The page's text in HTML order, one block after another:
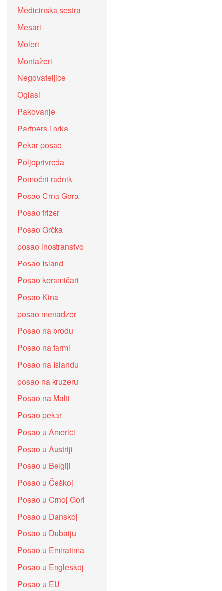
Medicinska sestra
Mesari
Moleri
Montažeri
Negovateljice
Oglasi
Pakovanje
Partners i orka
Pekar posao
Poljoprivreda
Pomoćni radnik
Posao Crna Gora
Posao frizer
Posao Grčka
posao inostranstvo
Posao Island
Posao keramičari
Posao Kina
posao menadzer
Posao na brodu
Posao na farmi
Posao na Islandu
posao na kruzeru
Posao na Malti
Posao pekar
Posao u Americi
Posao u Austriji
Posao u Belgiji
Posao u Češkoj
Posao u Crnoj Gori
Posao u Danskoj
Posao u Dubaiju
Posao u Emiratima
Posao u Engleskoj
Posao u EU